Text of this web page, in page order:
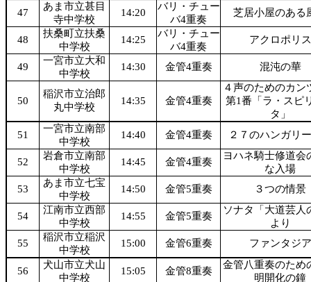
47
あま市立甚目
寺中学校
14:20
バリ・チュー
バ4重奏
芝居小屋のある
48
扶桑町立扶桑
中学校
14:25
バリ・チュー
バ4重奏
アクロポリス
49
一宮市立大和
中学校
14:30 金管4重奏 混沌の華
50
稲沢市立治郎
丸中学校
14:35 金管4重奏
４声のためのカン
第1番「ラ・スピ
タ」
51
一宮市立南部
中学校
14:40 金管4重奏 ２７のハンガリ
52
岩倉市立南部
中学校
14:45 金管4重奏
ヨハネ騎士修道会
な入場
53
あま市立七宝
中学校
14:50 金管5重奏 ３つの情景
54
江南市立西部
中学校
14:55 金管5重奏
ソナタ「大道芸人
より
55
稲沢市立稲沢
中学校
15:00 金管6重奏 ファンタジア
56
犬山市立犬山
中学校
15:05 金管8重奏
金管八重奏のた
明開化の鐘